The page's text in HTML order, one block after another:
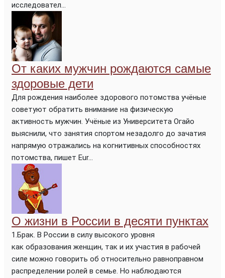
исследовател...
От каких мужчин рождаются самые
здоровые дети
Для рождения наиболее здорового потомства учёные
советуют обратить внимание на физическую
активность мужчин. Учёные из Университета Огайо
выяснили, что занятия спортом незадолго до зачатия
напрямую отражались на когнитивных способностях
потомства, пишет Eur...
О жизни в России в десяти пунктах
1.Брак. В России в силу высокого уровня
как образования женщин, так и их участия в рабочей
силе можно говорить об относительно равноправном
распределении ролей в семье. Но наблюдаются